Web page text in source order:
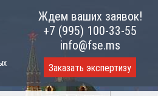
Ждем ваших заявок!
+7 (995) 100-33-55
info@fse.ms
Заказать экспертизу